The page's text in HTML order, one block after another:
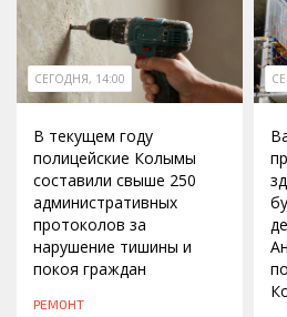
СЕГОДНЯ, 14:00
В текущем году
полицейские Колымы
составили свыше 250
административных
протоколов за
нарушение тишины и
покоя граждан
РЕМОНТ